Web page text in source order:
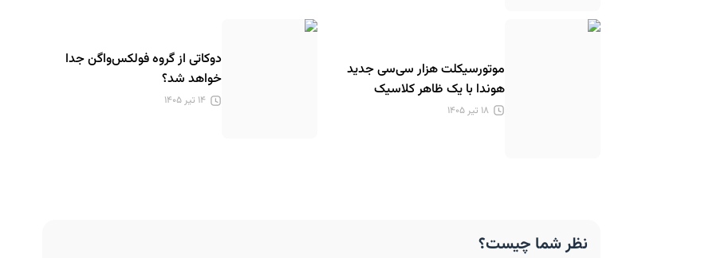
موتورسیکلت هزار سی‌سی جدید
هوندا با یک ظاهر کلاسیک
۱۸ تیر ۱۴۰۵
دوکاتی از گروه فولکس‌واگن جدا
خواهد شد؟
۱۴ تیر ۱۴۰۵
نظر شما چیست؟